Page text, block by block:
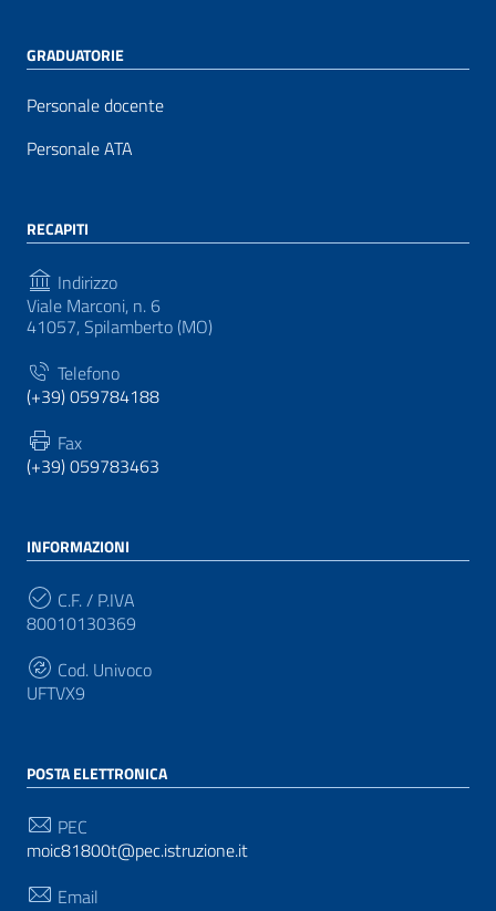
GRADUATORIE
Personale docente
Personale ATA
RECAPITI
Indirizzo
Viale Marconi, n. 6
41057, Spilamberto (MO)
Telefono
(+39) 059784188
Fax
(+39) 059783463
INFORMAZIONI
C.F. / P.IVA
80010130369
Cod. Univoco
UFTVX9
POSTA ELETTRONICA
PEC
moic81800t@pec.istruzione.it
Email